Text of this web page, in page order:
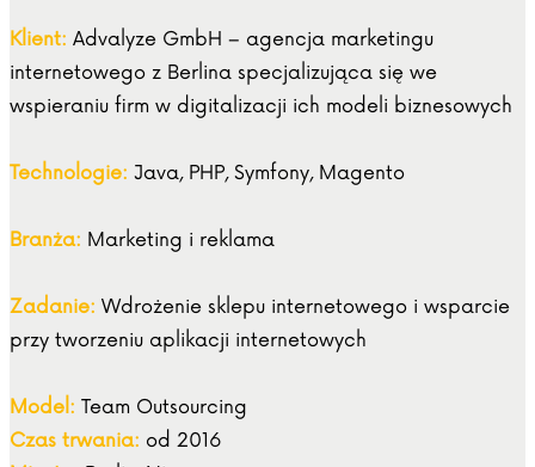
Klient: Advalyze GmbH – agencja marketingu
internetowego z Berlina specjalizująca się we
wspieraniu firm w digitalizacji ich modeli biznesowych
Technologie: Java, PHP, Symfony, Magento
Branża: Marketing i reklama
Zadanie: Wdrożenie sklepu internetowego i wsparcie
przy tworzeniu aplikacji internetowych
Model: Team Outsourcing
Czas trwania: od 2016